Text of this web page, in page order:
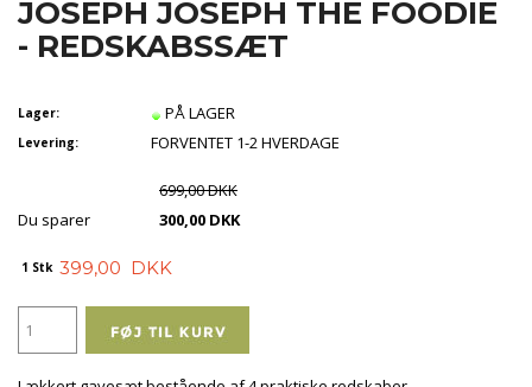
JOSEPH JOSEPH THE FOODIE
- REDSKABSSÆT
Lager: PÅ LAGER
Levering: FORVENTET 1-2 HVERDAGE
699,00 DKK
Du sparer
300,00 DKK
1 Stk 399,00 DKK